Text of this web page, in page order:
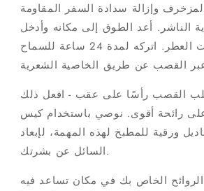
وإزالة سدادة السفر المقاومة
الناشر. أعد الطوق إلى مكانه وأدخل
القصب في زيت العطر. اتركه لمدة 24 ساعة للسماح
القصب رأسًا على عقب - افعل ذلك
رائحة أقوى. نوصي باستخدام كيس
ورقية للمطبخ لهذه المهمة، لإبعاد
السائل عن بشرتك.
الخاص بك في مكان تساعد فيه